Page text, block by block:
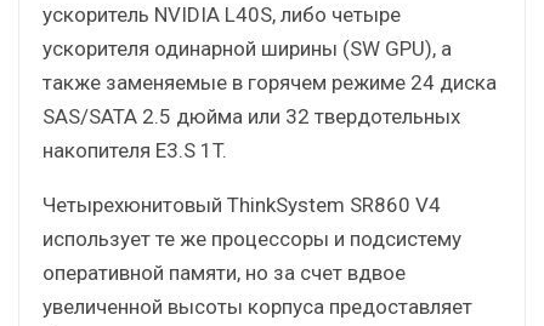
ускоритель NVIDIA L40S, либо четыре
ускорителя одинарной ширины (SW GPU), а
также заменяемые в горячем режиме 24 диска
SAS/SATA 2.5 дюйма или 32 твердотельных
накопителя E3.S 1T.
Четырехюнитовый ThinkSystem SR860 V4
использует те же процессоры и подсистему
оперативной памяти, но за счет вдвое
увеличенной высоты корпуса предоставляет